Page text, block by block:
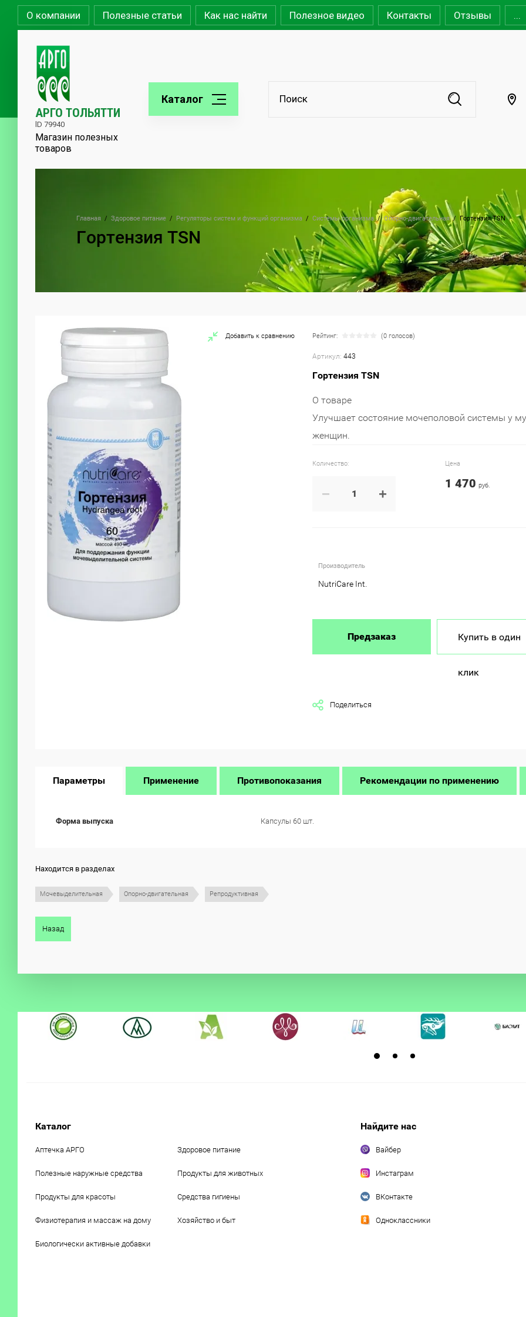
О компании Полезные статьи Как нас найти Полезное видео Контакты Отзывы ...
АРГО ТОЛЬЯТТИ
lD 79940
Магазин полезных
товаров
Каталог
Главная / Здоровое питание / Регуляторы систем и функций организма / Системы организма / Опорно-двигательная / Гортензия TSN
Гортензия TSN
Добавить к сравнению Рейтинг: (0 голосов)
Артикул: 443
Гортензия TSN
О товаре
Улучшает состояние мочеполовой системы у
женщин.
Количество:
− +
Цена
1 470 руб.
Производитель
NutriCare Int.
Предзаказ Купить в один
клик
Поделиться
Параметры Применение Противопоказания Рекомендации по применению
Форма выпуска Капсулы 60 шт.
Находится в разделах
Мочевыделительная Опорно-двигательная Репродуктивная
Назад
Каталог
Аптечка АРГО Здоровое питание
Полезные наружные средства Продукты для животных
Продукты для красоты Средства гигиены
Физиотерапия и массаж на дому Хозяйство и быт
Биологически активные добавки
Найдите нас
Вайбер
Инстаграм
ВКонтакте
Одноклассники